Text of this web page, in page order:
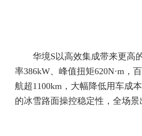
华境S以高效集成带来更高
率386kW、峰值扭矩620N·m，
航超1100km，大幅降低用车成
的冰雪路面操控稳定性，全场景